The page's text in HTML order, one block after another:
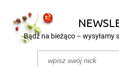
Bądź na bieżąco – wysyłamy